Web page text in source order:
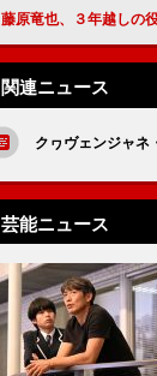
藤原竜也、３年越しの役を熱演
関連ニュース
クヮヴェンジャ
芸能ニュース